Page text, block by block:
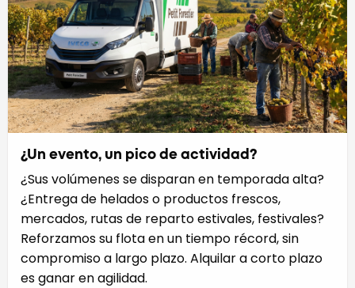
¿Un evento, un pico de actividad?
¿Sus volúmenes se disparan en temporada alta?
¿Entrega de helados o productos frescos,
mercados, rutas de reparto estivales, festivales?
Reforzamos su flota en un tiempo récord, sin
compromiso a largo plazo. Alquilar a corto plazo
es ganar en agilidad.